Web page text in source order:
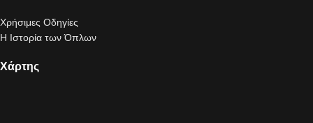
Χρήσιμες Οδηγίες
Η Ιστορία των Όπλων
Χάρτης